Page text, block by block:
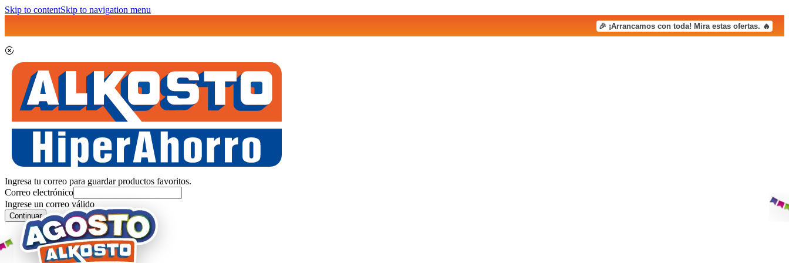
Skip to contentSkip to navigation menu
🎉 ¡Arrancamos con toda! Mira estas ofertas. 🔥
Ingresa tu correo para guardar productos favoritos.
Correo electrónico
Ingrese un correo válido
Continuar